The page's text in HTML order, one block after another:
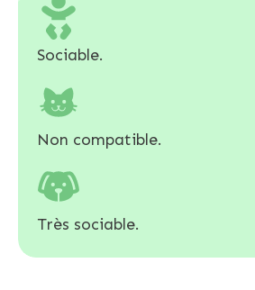
Sociable.
Non compatible.
Très sociable.